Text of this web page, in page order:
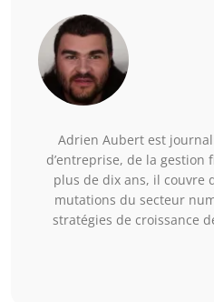
Adrien Aubert est
d’entreprise, de la gestion
plus de dix ans, il couvre
mutations du secteur
stratégies de croissance